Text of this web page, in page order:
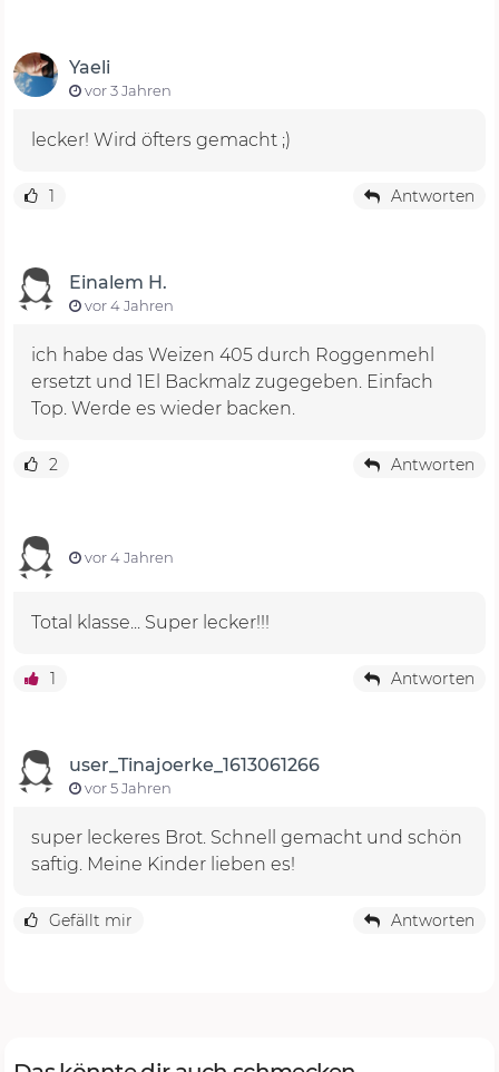
Yaeli
vor 3 Jahren
lecker! Wird öfters gemacht ;)
1 Antworten
Einalem H.
vor 4 Jahren
ich habe das Weizen 405 durch Roggenmehl
ersetzt und 1El Backmalz zugegeben. Einfach
Top. Werde es wieder backen.
2 Antworten
vor 4 Jahren
1 Antworten
user_Tinajoerke_1613061266
vor 5 Jahren
super leckeres Brot. Schnell gemacht und schön
saftig. Meine Kinder lieben es!
Gefällt mir Antworten